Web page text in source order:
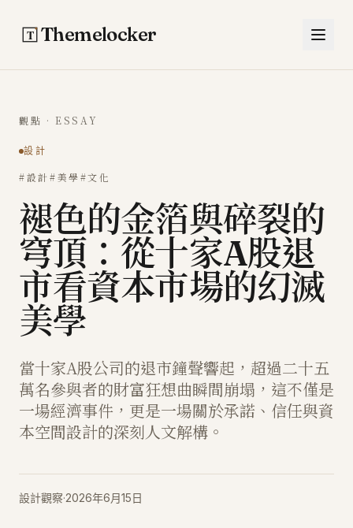
Themelocker
觀點 · ESSAY
設計
#設計#美學#文化
褪色的金箔與碎裂的
穹頂：從十家A股退
市看資本市場的幻滅
美學
當十家A股公司的退市鐘聲響起，超過二十五
萬名參與者的財富狂想曲瞬間崩塌，這不僅是
一場經濟事件，更是一場關於承諾、信任與資
本空間設計的深刻人文解構。
設計觀察·2026年6月15日